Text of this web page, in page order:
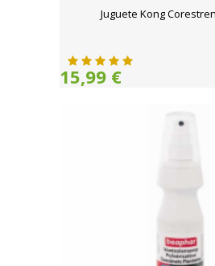
Juguete Kong
15,99 €